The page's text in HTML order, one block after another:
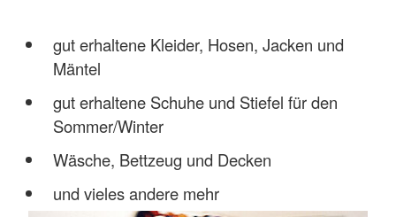
gut erhaltene Kleider, Hosen, Jacken und
Mäntel
gut erhaltene Schuhe und Stiefel für den
Sommer/Winter
Wäsche, Bettzeug und Decken
und vieles andere mehr